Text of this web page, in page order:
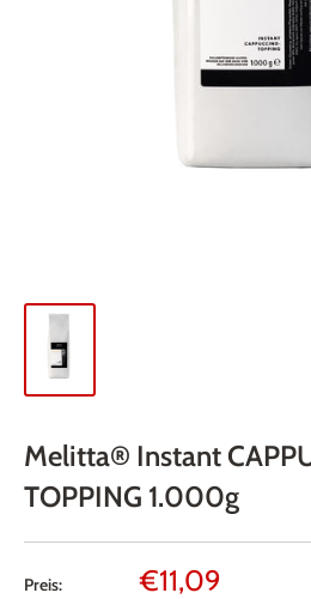
Melitta® Instant
TOPPING 1.000g
Preis: Sonderpreis
€11,09